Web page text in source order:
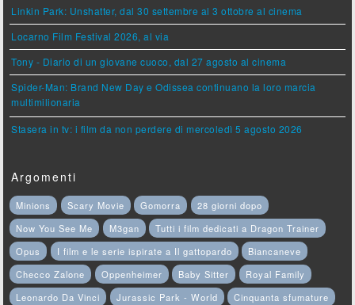
Linkin Park: Unshatter, dal 30 settembre al 3 ottobre al cinema
Locarno Film Festival 2026, al via
Tony - Diario di un giovane cuoco, dal 27 agosto al cinema
Spider-Man: Brand New Day e Odissea continuano la loro marcia
multimilionaria
Stasera in tv: i film da non perdere di mercoledì 5 agosto 2026
Argomenti
Minions Scary Movie Gomorra
28 giorni dopo
Now You See Me
M3gan
Tutti i film dedicati a Dragon Trainer
Opus
I film e le serie ispirate a Il gattopardo
Biancaneve
Checco Zalone
Oppenheimer Baby Sitter
Royal Family
Leonardo Da Vinci
Jurassic Park - World
Cinquanta sfumature